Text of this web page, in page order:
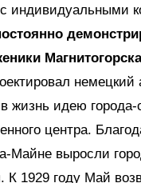
индивидуальными
немецкий
жизнь идею
центра.
Майне выросли
К 1929 году Май